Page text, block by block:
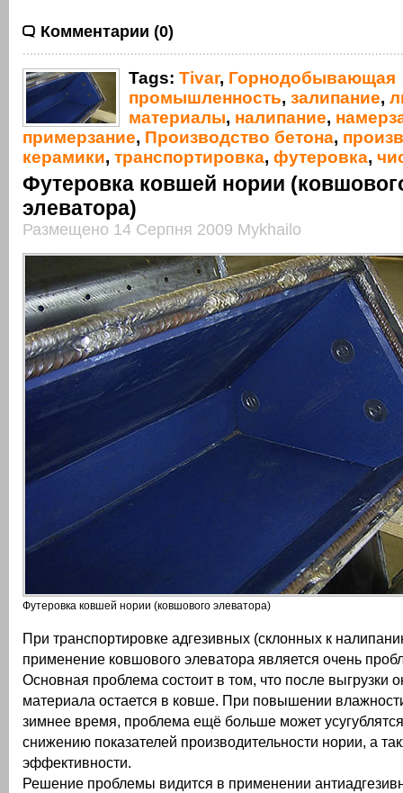
Комментарии (0)
Tags: Tivar, Горнодобывающая
промышленность, залипание,
материалы, налипание,
примерзание, Производство бетона,
керамики, транспортировка, футеровка,
Футеровка ковшей нории
элеватора)
Размещено 14 Серпня 2009 Mykhailo
Футеровка ковшей нории (ковшового элеватора)
При транспортировке адгезивных (склонных к
применение ковшового элеватора является очень
Основная проблема состоит в том, что после выгрузки
материала остается в ковше. При повышении
зимнее время, проблема ещё больше может
снижению показателей производительности нории, а
эффективности.
Решение проблемы видится в применении